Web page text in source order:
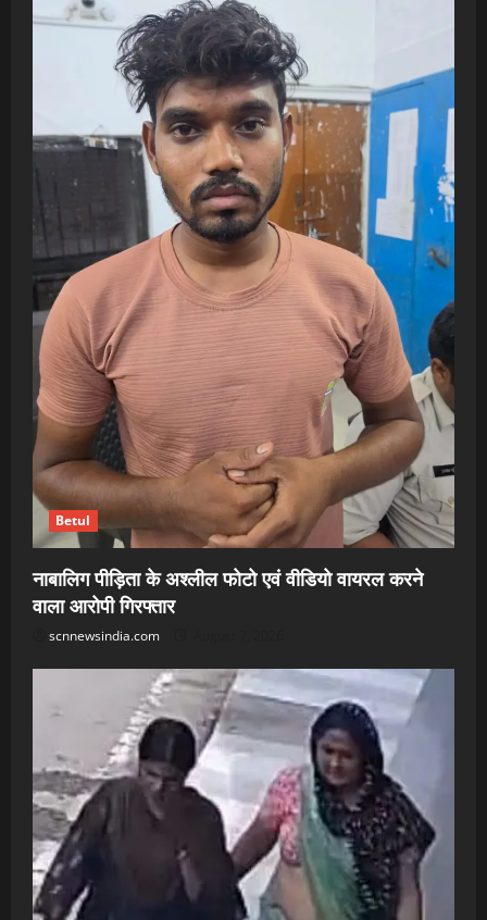
Betul
नाबालिग पीड़िता के अश्लील फोटो एवं वीडियो वायरल करने
वाला आरोपी गिरफ्तार
scnnewsindia.com